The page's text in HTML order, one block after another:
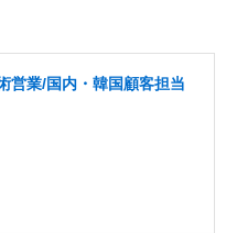
営業/国内・韓国顧客担当